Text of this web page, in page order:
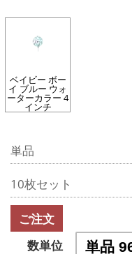
ベイビー ボー
イ ブルー ウォ
ーターカラー 4
インチ
単品
10枚セット
ご注文
数単位